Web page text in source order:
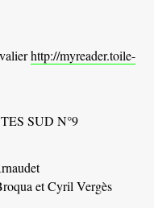
http://myreader.toile-
SUD N°9
et Cyril Vergès